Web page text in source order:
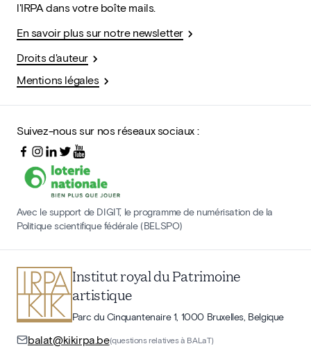
l'IRPA dans votre boîte mails.
En savoir plus sur notre newsletter
Droits d'auteur
Mentions légales
Suivez-nous sur nos réseaux sociaux :
Avec le support de DIGIT, le programme de numérisation de la
Politique scientifique fédérale (BELSPO)
Institut royal du Patrimoine
artistique
Parc du Cinquantenaire 1, 1000 Bruxelles, Belgique
balat@kikirpa.be(questions relatives à BALaT)